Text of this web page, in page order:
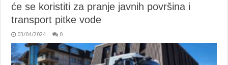
će se koristiti za pranje javnih površina i
transport pitke vode
03/04/2024 0